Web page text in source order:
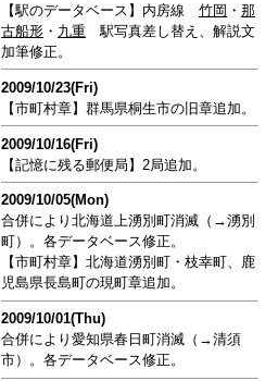
【駅のデータベース】内房線 竹岡 ・ 那
古船形 ・ 九重 駅写真差し替え、解説文
加筆修正。
2009/10/23(Fri)
【市町村章】群馬県桐生市の旧章追加。
2009/10/16(Fri)
【記憶に残る郵便局】2局追加。
2009/10/05(Mon)
合併により北海道上湧別町消滅（→湧別
町）。各データベース修正。
【市町村章】北海道湧別町・枝幸町、鹿
児島県長島町の現町章追加。
2009/10/01(Thu)
合併により愛知県春日町消滅（→清須
市）。各データベース修正。